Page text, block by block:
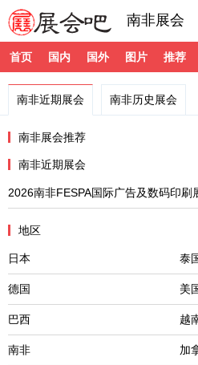
南非展会
首页 国内 国外 图片 推荐
南非近期展会 南非历史展会
南非展会推荐
南非近期展会
2026南非FESPA国际广告及数码印刷
地区
日本 泰
德国 美
巴西 越
南非 加